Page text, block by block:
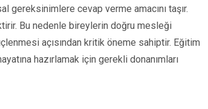
gereksinimlere cevap verme amacını taşır.
Bu nedenle bireylerin doğru mesleği
açısından kritik öneme sahiptir. Eğitim
hazırlamak için gerekli donanımları